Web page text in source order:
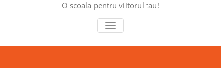
O scoala pentru viitorul tau!
COMUTĂ NAVIGAREA